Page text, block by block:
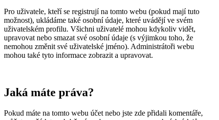
Pro uživatele, kteří se registrují na tomto webu (pokud mají tuto
možnost), ukládáme také osobní údaje, které uvádějí ve svém
uživatelském profilu. Všichni uživatelé mohou kdykoliv vidět,
upravovat nebo smazat své osobní údaje (s výjimkou toho, že
nemohou změnit své uživatelské jméno). Administrátoři webu
mohou také tyto informace zobrazit a upravovat.
Jaká máte práva?
Pokud máte na tomto webu účet nebo jste zde přidali komentáře,